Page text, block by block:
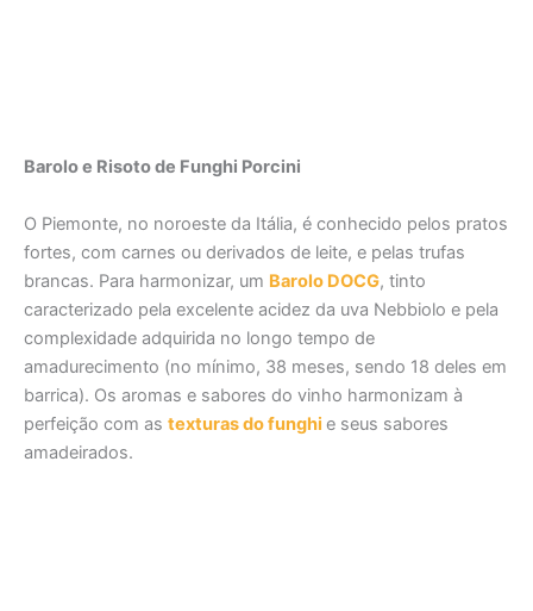
Barolo e Risoto de Funghi Porcini
O Piemonte, no noroeste da Itália, é conhecido pelos pratos
fortes, com carnes ou derivados de leite, e pelas trufas
brancas. Para harmonizar, um Barolo DOCG, tinto
caracterizado pela excelente acidez da uva Nebbiolo e pela
complexidade adquirida no longo tempo de
amadurecimento (no mínimo, 38 meses, sendo 18 deles em
barrica). Os aromas e sabores do vinho harmonizam à
perfeição com as texturas do funghi e seus sabores
amadeirados.